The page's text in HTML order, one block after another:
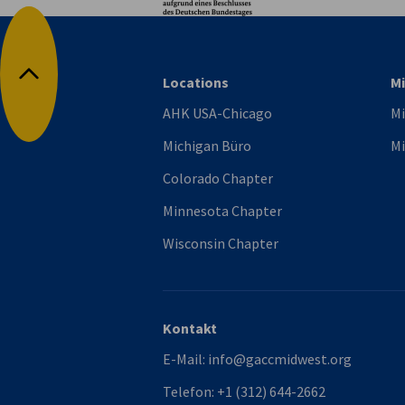
Nach oben
Locations
AHK USA-Chicago
Michigan Büro
Colorado Chapter
Minnesota Chapter
Wisconsin Chapter
Kontakt
E-Mail: info@gaccmidwest.org
Telefon: +1 (312) 644-2662